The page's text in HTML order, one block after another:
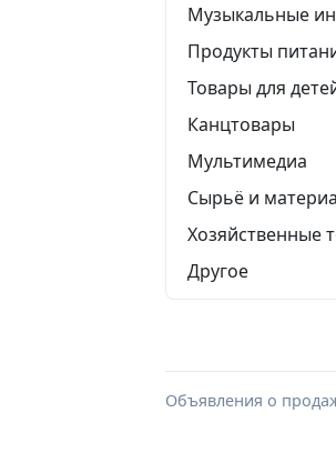
Музыкальные
Продукты
Товары для
Канцтовары
Мультимедиа
Сырьё и
Хозяйственные
Другое
Объявления о